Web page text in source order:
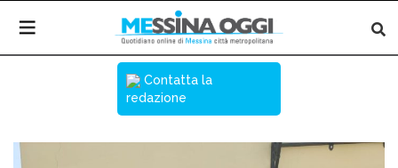
Contatta la
redazione